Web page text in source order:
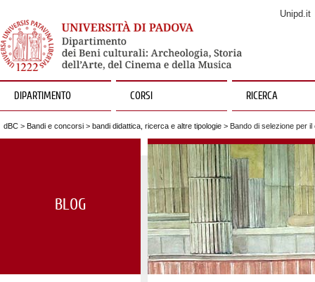
Unipd.it
DIPARTIMENTO CORSI RICERCA
dBC > Bandi e concorsi > bandi didattica, ricerca e altre tipologie > Bando di selezione per
BLOG